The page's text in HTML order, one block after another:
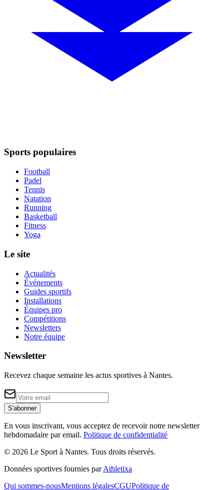
Sports populaires
Football
Padel
Tennis
Natation
Running
Basketball
Fitness
Yoga
Le site
Actualités
Événements
Guides sportifs
Installations
Équipes pro
Compétitions
Newsletters
Notre équipe
Newsletter
Recevez chaque semaine les actus sportives à Nantes.
S'abonner
En vous inscrivant, vous acceptez de recevoir notre newsletter
hebdomadaire par email. Politique de confidentialité
© 2026 Le Sport à Nantes. Tous droits réservés.
Données sportives fournies par Athletixa
Qui sommes-nousMentions légalesCGUPolitique de